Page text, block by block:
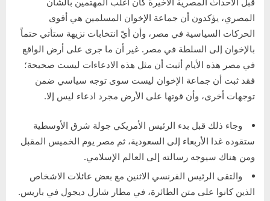
المصري، يؤكدون أن جماعة الإخوان المسلمين هي أقوى
الحركات السياسية في مصر، وأن أيّ انتخابات نزيهة ستأتي حتماً
بالإخوان إلى السلطة في مصر. غير أن ما جرى على أرض الواقع
في مصر هذه الأيام أثبت أن مثل هذه الادعاءات ليست صحيحة؛
فقد ثبت أن جماعة الإخوان ليست سوى توجه سياسي ضمن
توجهات أخرى، وأن قوتها على الأرض مجرد ادعاء ليس إلا.
وجاء ذلك قبل بدء الرئيس الأمريكي جولة شرق الأوسطية
ستقوده غدا الأربعاء إلى السعودية، ثم مصر يوم الخميس المقبل
ومن هناك سيوجه رسالته إلى العالم الإسلامي.
والتقى الرئيس الفرنسي الاثنين مع بعض عائلات الاشخاص
الذين كانوا على متن الطائرة، في مطار شارل ديجول في باريس.